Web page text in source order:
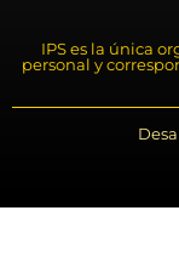
IPS es la única
personal y